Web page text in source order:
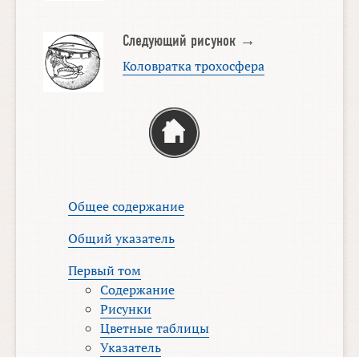
Следующий рисунок →
Коловратка трохосфера
Общее содержание
Общий указатель
Первый том
Содержание
Рисунки
Цветные таблицы
Указатель